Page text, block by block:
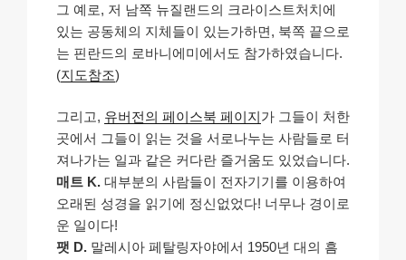
그 예로, 저 남쪽 뉴질랜드의 크라이스트처치에
있는 공동체의 지체들이 있는가하면, 북쪽 끝으로
는 핀란드의 로바니에미에서도 참가하였습니다.
(지도참조)
그리고, 유버전의 페이스북 페이지가 그들이 처한
곳에서 그들이 읽는 것을 서로나누는 사람들로 터
져나가는 일과 같은 커다란 즐거움도 있었습니다.
매트 K. 대부분의 사람들이 전자기기를 이용하여
오래된 성경을 읽기에 정신없었다! 너무나 경이로
운 일이다!
팻 D. 말레시아 페탈링자야에서 1950년 대의 흠